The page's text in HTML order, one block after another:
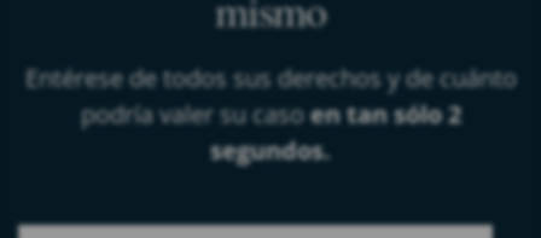
Entérese de todos sus derechos y de cuánto
podría valer su casoen tan sólo 2
segundos.